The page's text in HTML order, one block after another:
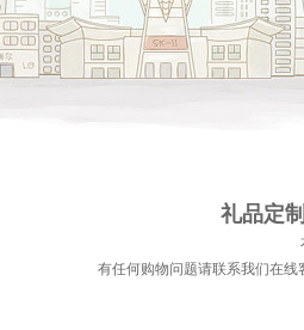
礼品定
有任何购物问题请联系我们在线